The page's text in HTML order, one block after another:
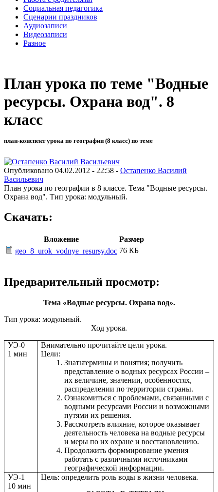
Социальная педагогика
Сценарии праздников
Аудиозаписи
Видеозаписи
Разное
План урока по теме "Водные
ресурсы. Охрана вод". 8
класс
план-конспект урока по географии (8 класс) по теме
Опубликовано 04.02.2012 - 22:58 - Остапенко Василий
Васильевич
План урока по географии в 8 классе. Тема "Водные ресурсы.
Охрана вод". Тип урока: модульный.
Скачать:
Вложение
Размер
geo_8_urok_vodnye_resursy.doc 76 КБ
Предварительный просмотр:
Тема «Водные ресурсы. Охрана вод».
Тип урока: модульный.
Ход урока.
УЭ-0
1 мин
Внимательно прочитайте цели урока.
Цели:
Знатьтермины и понятия; получить
представление о водных ресурсах России –
их величине, значении, особенностях,
распределении по территории страны.
Ознакомиться с проблемами, связанными с
водными ресурсами России и возможными
путями их решения.
Рассмотреть влияние, которое оказывает
деятельность человека на водные ресурсы
и меры по их охране и восстановлению.
Продолжить форммирование умения
работать с различными источниками
географической информации.
УЭ-1
10 мин
Цель: определить роль воды в жизни человека.